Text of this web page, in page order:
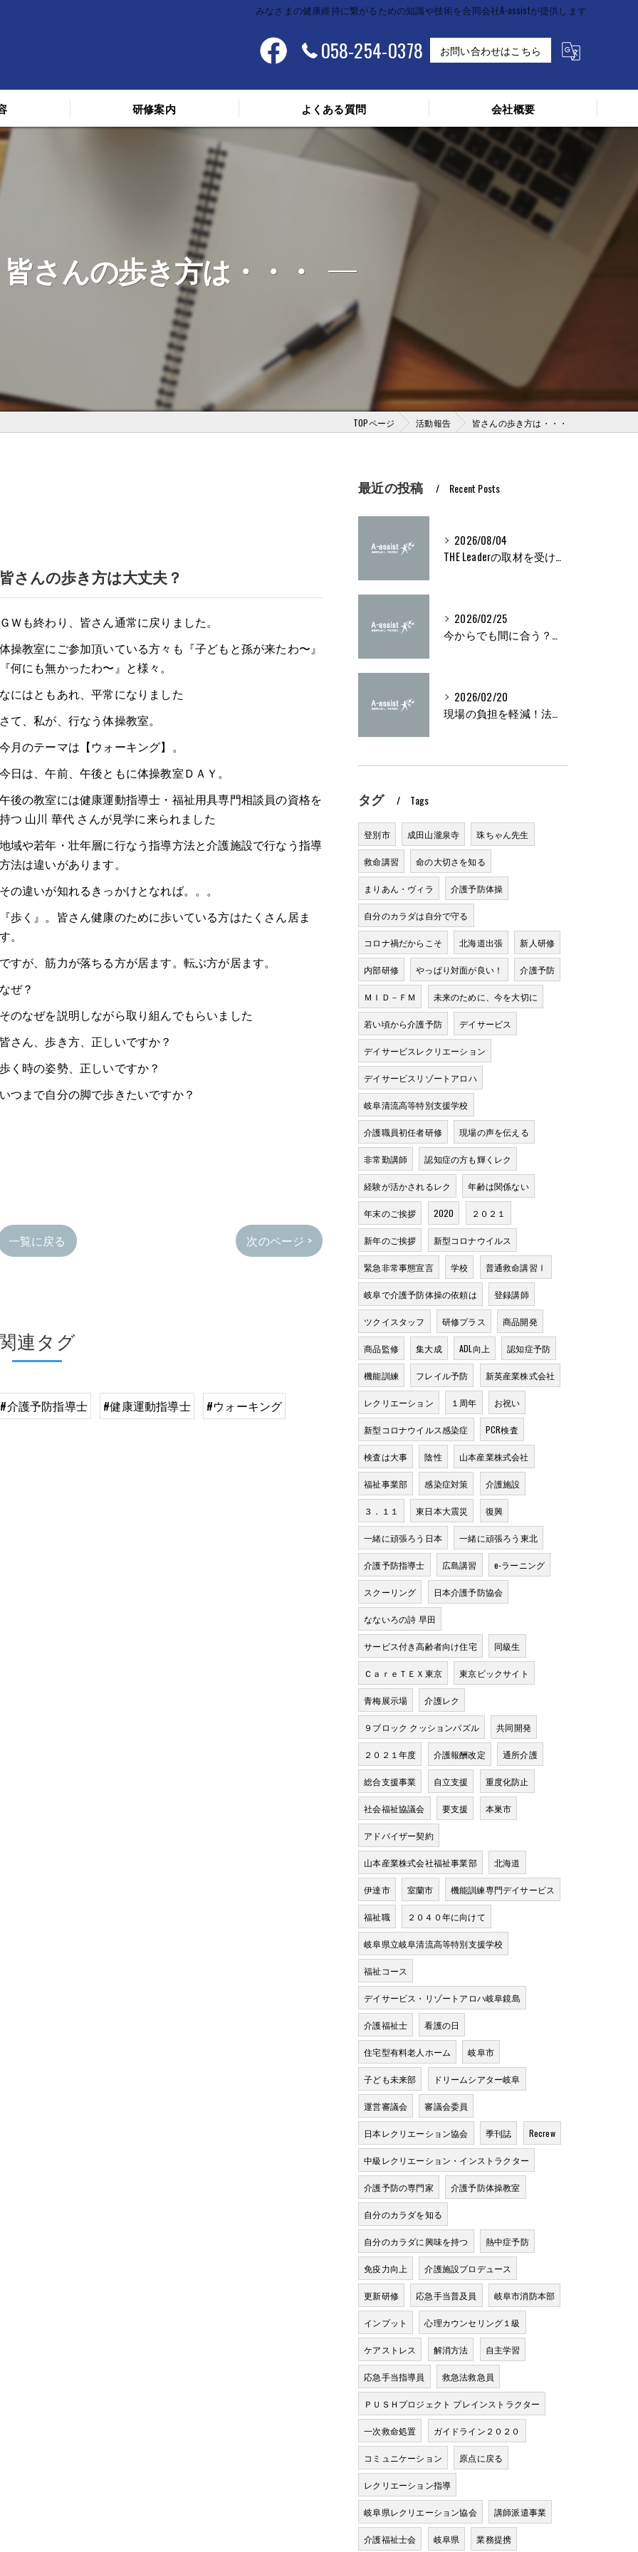
みなさまの健康維持に繋がるための知識や技術を合同会社A-assistが提供します
058-254-0378 お問い合わせはこちら
研修案内 よくある質問 会社概要
皆さんの歩き方は・・・
TOPページ 活動報告 皆さんの歩き方は・・・
皆さんの歩き方は大丈夫？
ＧＷも終わり、皆さん通常に戻りました。
体操教室にご参加頂いている方々も『子どもと孫が来たわ〜』
『何にも無かったわ〜』と様々。
なにはともあれ、平常になりました
さて、私が、行なう体操教室。
今月のテーマは【ウォーキング】。
今日は、午前、午後ともに体操教室ＤＡＹ。
午後の教室には健康運動指導士・福祉用具専門相談員の資格を
持つ 山川 華代 さんが見学に来られました
地域や若年・壮年層に行なう指導方法と介護施設で行なう指導
方法は違いがあります。
その違いが知れるきっかけとなれば。。。
『歩く』。皆さん健康のために歩いている方はたくさん居ま
す。
ですが、筋力が落ちる方が居ます。転ぶ方が居ます。
なぜ？
そのなぜを説明しながら取り組んでもらいました
皆さん、歩き方、正しいですか？
歩く時の姿勢、正しいですか？
いつまで自分の脚で歩きたいですか？
一覧に戻る 次のページ >
連タグ
#介護予防指導士 #健康運動指導士 #ウォーキング
最近の投稿 Recent Posts
2026/08/04
THE Leaderの取材を受けました
2026/02/25
今からでも間に合う？ブライト500取得条件をわかりやすく解説
2026/02/20
現場の負担を軽減！法定研修の実施方法とは？
タグ Tags
登別市 成田山瀧泉寺 珠ちゃん先生
救命講習 命の大切さを知る
まりあん・ヴィラ 介護予防体操
自分のカラダは自分で守る
コロナ禍だからこそ 北海道出張 新人研修
内部研修 やっぱり対面が良い！ 介護予防
ＭＩＤ－ＦＭ 未来のために、今を大切に
若い頃から介護予防 デイサービス
デイサービスレクリエーション
デイサービスリゾートアロハ
岐阜清流高等特別支援学校
介護職員初任者研修 現場の声を伝える
非常勤講師 認知症の方も輝くレク
経験が活かされるレク 年齢は関係ない
年末のご挨拶 2020 ２０２１
新年のご挨拶 新型コロナウイルス
緊急非常事態宣言 学校 普通救命講習Ⅰ
岐阜で介護予防体操の依頼は 登録講師
ツクイスタッフ 研修プラス 商品開発
商品監修 集大成 ADL向上 認知症予防
機能訓練 フレイル予防 新英産業株式会社
レクリエーション １周年 お祝い
新型コロナウイルス感染症 PCR検査
検査は大事 陰性 山本産業株式会社
福祉事業部 感染症対策 介護施設
３．１１ 東日本大震災 復興
一緒に頑張ろう日本 一緒に頑張ろう東北
介護予防指導士 広島講習 e-ラーニング
スクーリング 日本介護予防協会
なないろの詩 早田
サービス付き高齢者向け住宅 同級生
ＣａｒｅＴＥＸ東京 東京ビックサイト
青梅展示場 介護レク
９ブロック クッションパズル 共同開発
２０２１年度 介護報酬改定 通所介護
総合支援事業 自立支援 重度化防止
社会福祉協議会 要支援 本巣市
アドバイザー契約
山本産業株式会社福祉事業部 北海道
伊達市 室蘭市 機能訓練専門デイサービス
福祉職 ２０４０年に向けて
岐阜県立岐阜清流高等特別支援学校
福祉コース
デイサービス・リゾートアロハ岐阜鏡島
介護福祉士 看護の日
住宅型有料老人ホーム 岐阜市
子ども未来部 ドリームシアター岐阜
運営審議会 審議会委員
日本レクリエーション協会 季刊誌 Recrew
中級レクリエーション・インストラクター
介護予防の専門家 介護予防体操教室
自分のカラダを知る
自分のカラダに興味を持つ 熱中症予防
免疫力向上 介護施設プロデュース
更新研修 応急手当普及員 岐阜市消防本部
インプット 心理カウンセリング１級
ケアストレス 解消方法 自主学習
応急手当指導員 救急法救急員
ＰＵＳＨプロジェクト プレインストラクター
一次救命処置 ガイドライン２０２０
コミュニケーション 原点に戻る
レクリエーション指導
岐阜県レクリエーション協会 講師派遣事業
介護福祉士会 岐阜県 業務提携